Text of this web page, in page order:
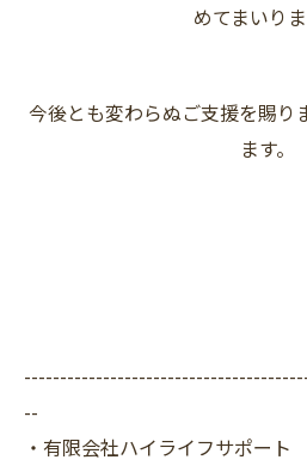
めてまいりま
今後とも変わらぬご支援を賜り
ます。
--
・有限会社ハイライフサポート